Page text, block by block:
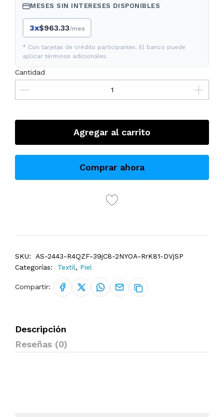
MESES SIN INTERESES DISPONIBLES
3x$963.33/mes
* Con tarjetas de crédito participantes. El banco puede
aplicar términos adicionales.
Cantidad
Agregar al carrito
Comprar ahora
SKU:
AS-2443-R4QZF-39jC8-2NYOA-RrK81-DVjSP
Categorías:
Textil, Piel
Compartir:
Descripción
Reseñas (0)